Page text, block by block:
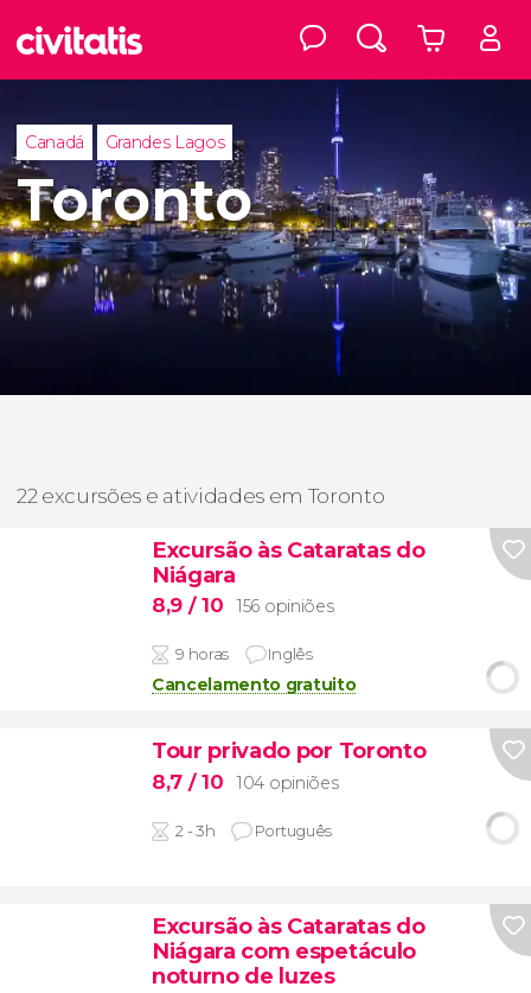
Canadá Grandes Lagos
Toronto
22 excursões e atividades em Toronto
Excursão às Cataratas do
Niágara
8,9 / 10 156 opiniões
9 horas Inglês
Cancelamento gratuito
Tour privado por Toronto
8,7 / 10 104 opiniões
2 - 3h Português
Excursão às Cataratas do
Niágara com espetáculo
noturno de luzes